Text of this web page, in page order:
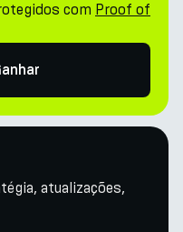
com Proof of
atualizações,